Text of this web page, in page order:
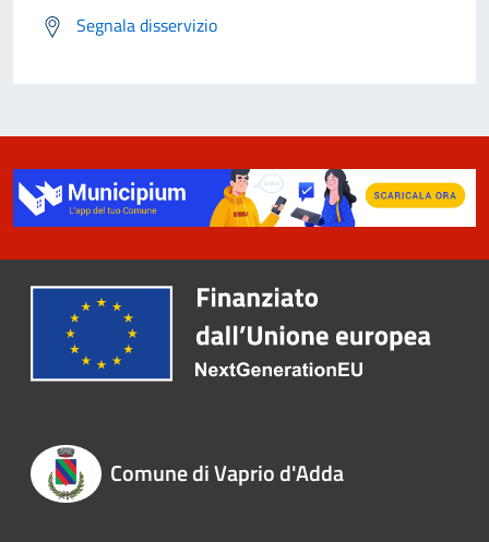
Segnala disservizio
Comune di Vaprio d'Adda